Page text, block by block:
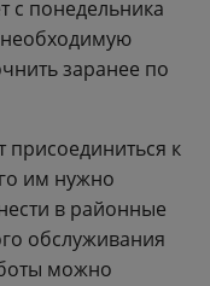
с понедельника
необходимую
заранее по
к
им нужно
в районные
обслуживания
можно